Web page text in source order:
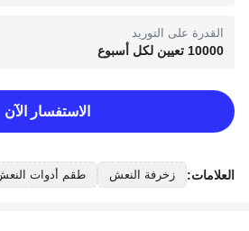
القدرة على التوريد
10000 تعيين لكل أسبوع
الاستفسار الآن
العلامات: زخرفة النعش طقم أدوات